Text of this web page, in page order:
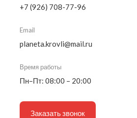
+7 (926) 708-77-96
Email
planeta.krovli@mail.ru
Время работы
Пн–Пт: 08:00 – 20:00
Заказать звонок